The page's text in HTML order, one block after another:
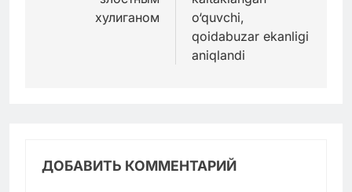
хулиганом
o‘quvchi,
qoidabuzar ekanligi
aniqlandi
ДОБАВИТЬ КОММЕНТАРИЙ